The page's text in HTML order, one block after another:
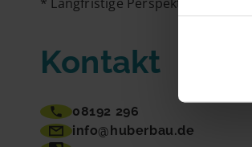
Kontakt
08192 296
info@huberbau.de